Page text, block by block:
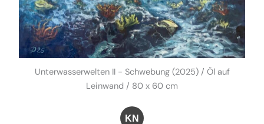
Unterwasserwelten II - Schwebung (2025) / Öl auf
Leinwand / 80 x 60 cm
KN